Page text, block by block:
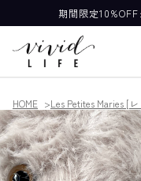
期間限定10%OFF
HOME Les Petites Maries [